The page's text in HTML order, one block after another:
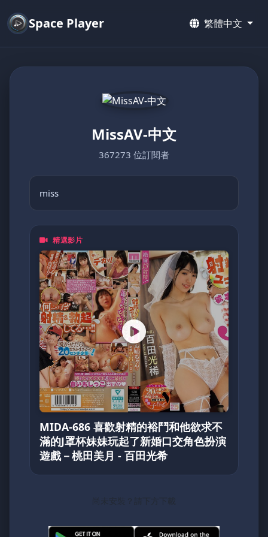
Space Player 繁體中文
MissAV-中文
367273 位訂閱者
miss
精選影片
MIDA-686 喜歡射精的裕鬥和他欲求不
滿的J罩杯妹妹玩起了新婚口交角色扮演
遊戲－桃田美月 - 百田光希
尚未安裝？請下方下載